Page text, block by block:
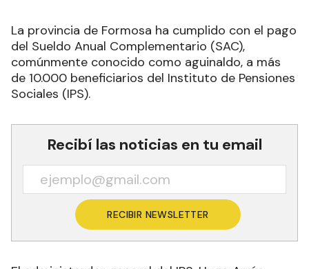
La provincia de Formosa ha cumplido con el pago
del Sueldo Anual Complementario (SAC),
comúnmente conocido como aguinaldo, a más
de 10.000 beneficiarios del Instituto de Pensiones
Sociales (IPS).
Recibí las noticias en tu email
RECIBIR NEWSLETTER